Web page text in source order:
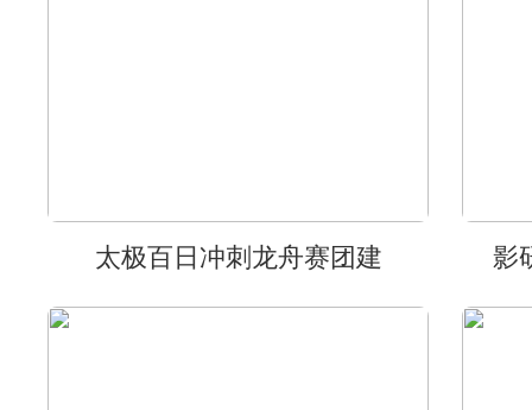
太极百日冲刺龙舟赛团建 影